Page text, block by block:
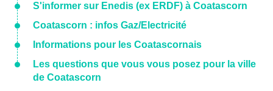
S'informer sur Enedis (ex ERDF) à Coatascorn
Coatascorn : infos Gaz/Electricité
Informations pour les Coatascornais
Les questions que vous vous posez pour la ville
de Coatascorn